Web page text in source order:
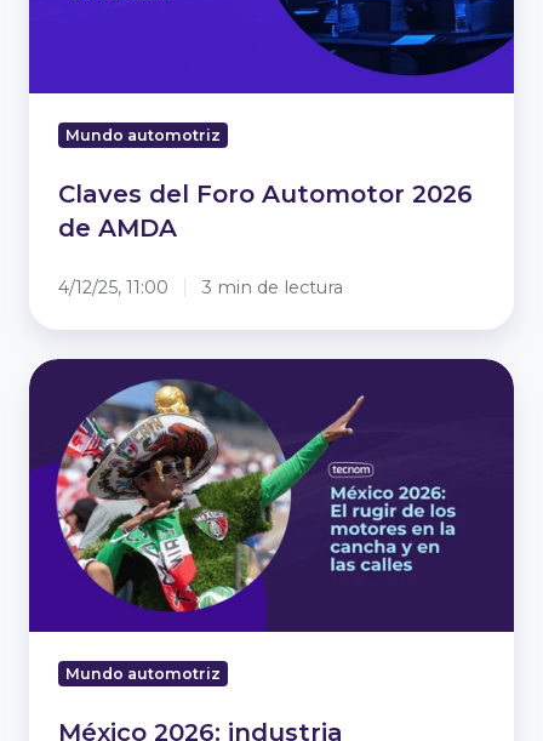
Mundo automotriz
Claves del Foro Automotor 2026
de AMDA
4/12/25, 11:00 3 min de lectura
México
2026: industria
automotriz
bajo
foco
mundial
Mundo automotriz
México 2026: industria